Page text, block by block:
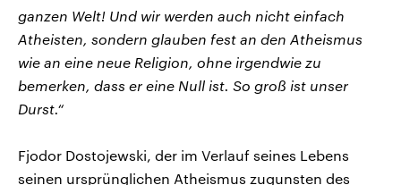
ganzen Welt! Und wir werden auch nicht einfach
Atheisten, sondern glauben fest an den Atheismus
wie an eine neue Religion, ohne irgendwie zu
bemerken, dass er eine Null ist. So groß ist unser
Durst.“
Fjodor Dostojewski, der im Verlauf seines Lebens
seinen ursprünglichen Atheismus zugunsten des